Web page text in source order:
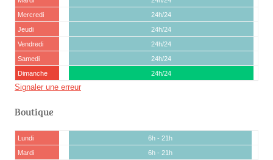
Mercredi
24h/24
Jeudi
24h/24
Vendredi
24h/24
Samedi
24h/24
Dimanche
24h/24
Signaler une erreur
Boutique
Lundi
6h - 21h
Mardi
6h - 21h